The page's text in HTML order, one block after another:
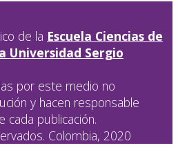
de la Escuela Ciencias de
Universidad Sergio
por este medio no
y hacen responsable
cada publicación.
Colombia, 2020